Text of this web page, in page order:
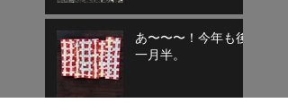
あ〜〜〜！今年も後
一月半。